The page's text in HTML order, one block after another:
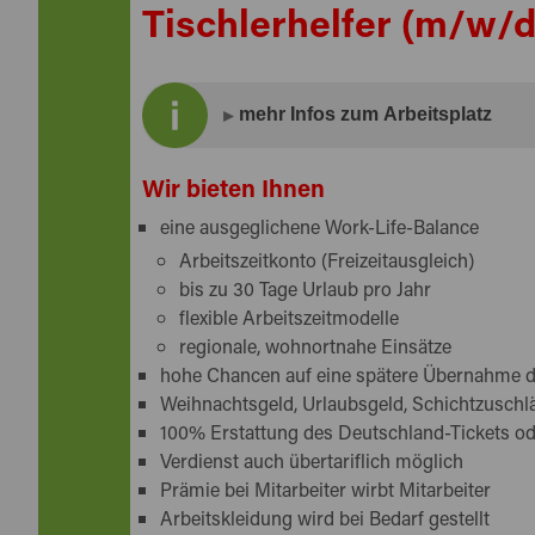
Tischlerhelfer (m/w/
mehr Infos zum Arbeitsplatz
Sie sind der nächste Meister Eder - bei
trotz Maschinen erforderlich ist?
Technisches Verständnis bringen Sie
Passt alles wie die Faust aufs Auge?
Dann "näher zusammen - zusammen
bewegt und Ihre Unterstützung als
Wir bieten Ihnen
eine ausgeglichene Work-Life-Balance
Arbeitszeitkonto (Freizeitausgleich)
bis zu 30 Tage Urlaub pro Jahr
flexible Arbeitszeitmodelle
regionale, wohnortnahe Einsätze
hohe Chancen auf eine spätere Übernahme
Weihnachtsgeld, Urlaubsgeld,
100% Erstattung des Deutschland-Tickets
Verdienst auch übertariflich möglich
Prämie bei Mitarbeiter wirbt Mitarbeiter
Arbeitskleidung wird bei Bedarf gestellt